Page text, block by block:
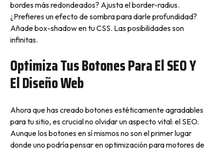
bordes más redondeados? Ajusta el border-radius.
¿Prefieres un efecto de sombra para darle profundidad?
Añade box-shadow en tu CSS. Las posibilidades son
infinitas.
Optimiza Tus Botones Para El SEO Y
El Diseño Web
Ahora que has creado botones estéticamente agradables
para tu sitio, es crucial no olvidar un aspecto vital: el SEO.
Aunque los botones en sí mismos no son el primer lugar
donde uno podría pensar en optimización para motores de